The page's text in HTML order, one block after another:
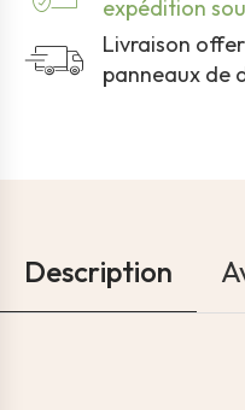
expédition
Livraison
panneaux de
Description